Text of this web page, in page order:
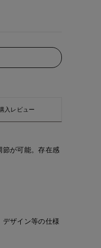
入レビュー
節が可能。存在感
ザイン等の仕様